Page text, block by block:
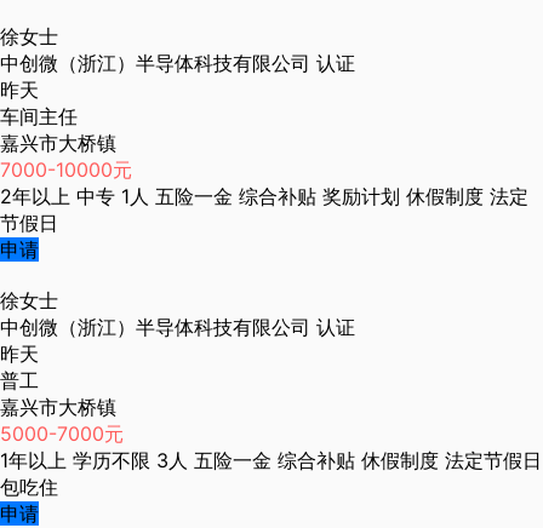
徐女士
中创微（浙江）半导体科技有限公司 认证
昨天
车间主任
嘉兴市大桥镇
7000-10000元
2年以上 中专 1人 五险一金 综合补贴 奖励计划 休假制度 法定
节假日
申请
徐女士
中创微（浙江）半导体科技有限公司 认证
昨天
普工
嘉兴市大桥镇
5000-7000元
1年以上 学历不限 3人 五险一金 综合补贴 休假制度 法定节假日
包吃住
申请